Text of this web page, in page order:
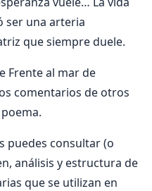
ser una arteria
que siempre duele.
Frente al mar de
comentarios de otros
puedes consultar (o
análisis y estructura de
que se utilizan en